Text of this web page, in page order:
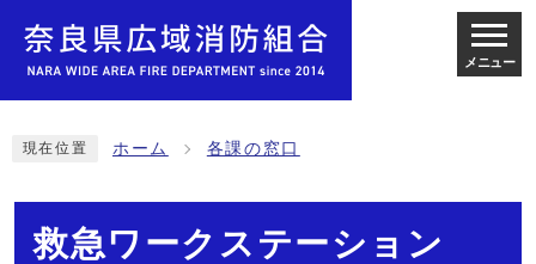
メニュー
現在位置 ホーム 各課の窓口
救急ワークステーション